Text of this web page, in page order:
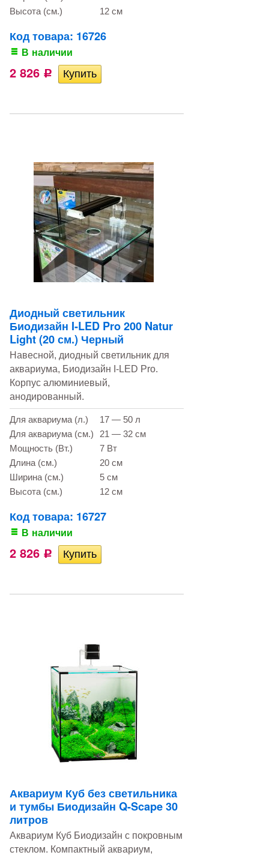
Высота (см.)
12 см
Код товара: 16726
В наличии
2 826 Р
Диодный светильник
Биодизайн I-LED Pro 200 Natur
Light (20 см.) Черный
Навесной, диодный светильник для
аквариума, Биодизайн I-LED Pro.
Корпус алюминиевый,
анодированный.
Для аквариума (л.)
17 — 50 л
Для аквариума (см.)
21 — 32 см
Мощность (Вт.)
7 Вт
Длина (см.)
20 см
Ширина (см.)
5 см
Высота (см.)
12 см
Код товара: 16727
В наличии
2 826 Р
Аквариум Куб без светильника
и тумбы Биодизайн Q-Scape 30
литров
Аквариум Куб Биодизайн с покровным
стеклом. Компактный аквариум,